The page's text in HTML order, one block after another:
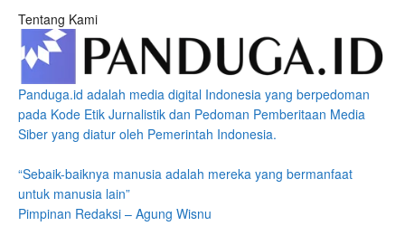
Tentang Kami
Panduga.id adalah media digital Indonesia yang berpedoman
pada Kode Etik Jurnalistik dan Pedoman Pemberitaan Media
Siber yang diatur oleh Pemerintah Indonesia.
“Sebaik-baiknya manusia adalah mereka yang bermanfaat
untuk manusia lain”
Pimpinan Redaksi – Agung Wisnu